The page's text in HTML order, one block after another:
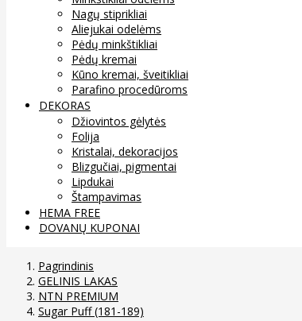
Nagų stiprikliai
Aliejukai odelėms
Pėdų minkštikliai
Pėdų kremai
Kūno kremai, šveitikliai
Parafino procedūroms
DEKORAS
Džiovintos gėlytės
Folija
Kristalai, dekoracijos
Blizgučiai, pigmentai
Lipdukai
Štampavimas
HEMA FREE
DOVANŲ KUPONAI
Pagrindinis
GELINIS LAKAS
NTN PREMIUM
Sugar Puff (181-189)